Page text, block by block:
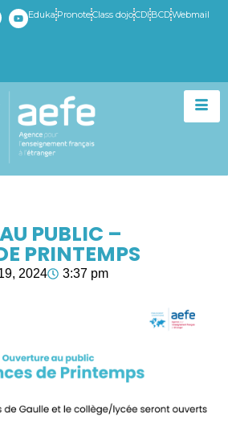
Eduka PronoteClass dojoCDI BCDWebmail
PUBLIC –
PRINTEMPS
2024 3:37 pm